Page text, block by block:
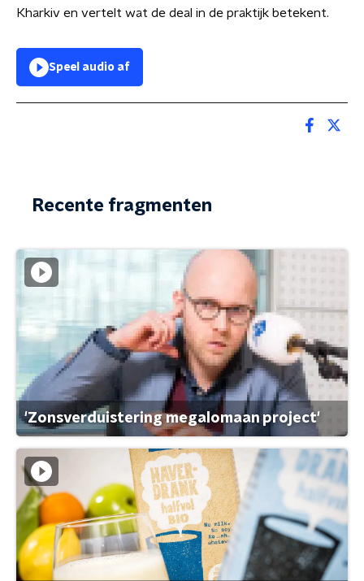
Kharkiv en vertelt wat de deal in de praktijk betekent.
Speel audio af
Recente fragmenten
'Zonsverduistering megalomaan project'